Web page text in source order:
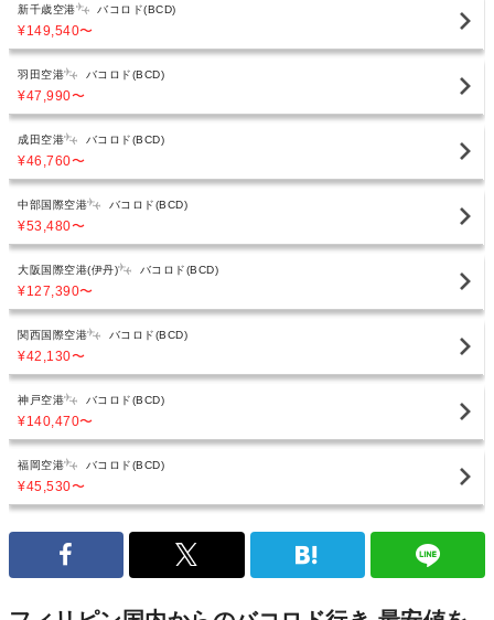
新千歳空港 バコロド(BCD)
¥149,540〜
羽田空港 バコロド(BCD)
¥47,990〜
成田空港 バコロド(BCD)
¥46,760〜
中部国際空港 バコロド(BCD)
¥53,480〜
大阪国際空港(伊丹) バコロド(BCD)
¥127,390〜
関西国際空港 バコロド(BCD)
¥42,130〜
神戸空港 バコロド(BCD)
¥140,470〜
福岡空港 バコロド(BCD)
¥45,530〜